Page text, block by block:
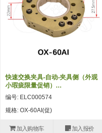
快速交换夹具-自动-夹具侧（外观
小瑕疵限量促销）...
编号: ELC000574
规格: OX-60AI(促)
加入购物车 加入报价
吸盘(嵌入式) (52)
吸盘(螺丝固定式) (6)
吸盘(自由式&十字&蛇纹) (17)
吸盘(TR&TRN) (63)
吸盘(附海绵) (10)
吸盘(附EP海绵) (6)
吸盘用配件(EP海绵、静电消除片)
特殊吸盘(薄钢板可用) (8)
带金具吸盘(长圆式) (16)
带金具吸盘(波纹管式1.5段) (19)
带金具吸盘(波纹管式2.5段) (20)
吸盘(薄钢板用) (7)
交换用吸盘 (85)
吸着金具
吸着金具(细微型、微型) (30)
吸着金具(小型) (25)
吸着金具(附保持机能) (2)
防转式金具(细微型、微型、小型)
(26)
其他真空配件
吸盘套吸盘 (18)
钢管系列 (265)
型材系列・立体框架SUS (143)
标准夹具 (7)
钢管系列
钢管系列SUS钢管 (0)
钢管端盖，钢管切割器，夹持器
型材系列・立体框架SUS
立体框架铝型材 (9)
标准夹具